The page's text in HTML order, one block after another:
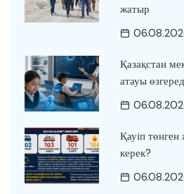
жатыр
Қазақстан
атауы
Қауіп төнген
керек?